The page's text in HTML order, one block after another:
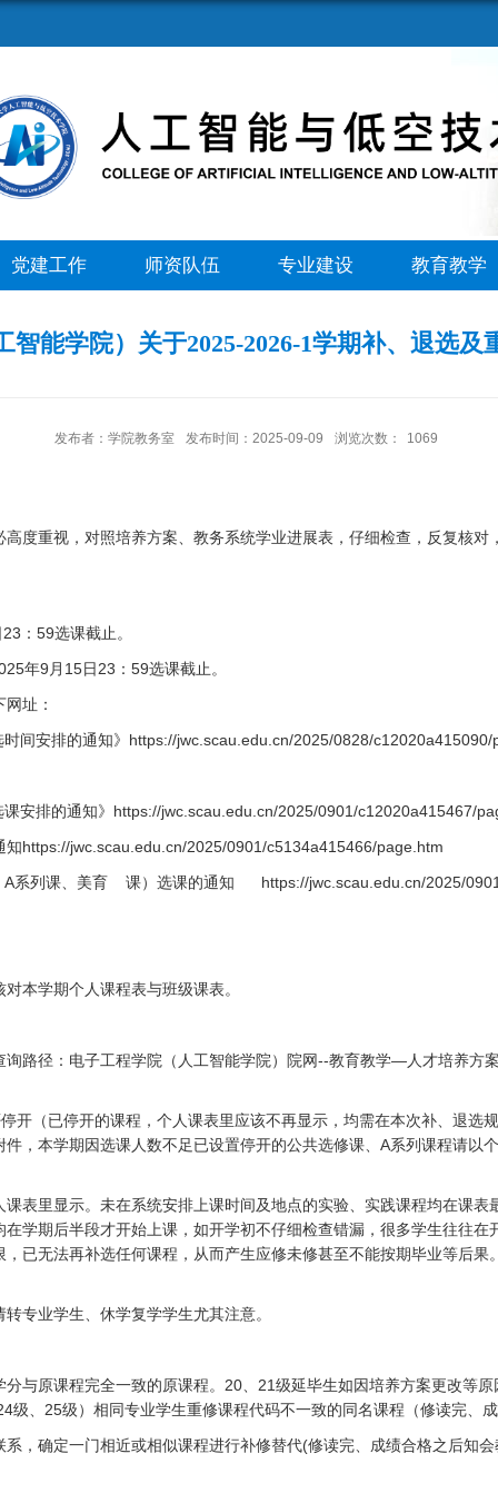
党建工作 师资队伍 专业建设 教育教学
智能学院）关于2025-2026-1学期补、退选及
发布者：学院教务室 发布时间：2025-09-09 浏览次数： 1069
度重视，对照培养方案、教务系统学业进展表，仔细检查，反复核
：59选课截止。
年9月15日23：59选课截止。
址：
间安排的通知》https://jwc.scau.edu.cn/2025/0828/c12020a415090/
安排的通知》https://jwc.scau.edu.cn/2025/0901/c12020a415467/
知https://jwc.scau.edu.cn/2025/0901/c5134a415466/page.htm
A系列课、美育 课）选课的通知 https://jwc.scau.edu.cn/2025/
本学期个人课程表与班级课表。
路径：电子工程学院（人工智能学院）院网--教育教学—人才培养方
开（已停开的课程，个人课表里应该不再显示，均需在本次补、退选
，本学期因选课人数不足已设置停开的公共选修课、A系列课程请以
表里显示。未在系统安排上课时间及地点的实验、实践课程均在课
学期后半段才开始上课，如开学初不仔细检查错漏，很多学生往往
已无法再补选任何课程，从而产生应修未修甚至不能按期毕业等后
专业学生、休学复学学生尤其注意。
与原课程完全一致的原课程。20、21级延毕生如因培养方案更改等
级、25级）相同专业学生重修课程代码不一致的同名课程（修读完、
，确定一门相近或相似课程进行补修替代(修读完、成绩合格之后知